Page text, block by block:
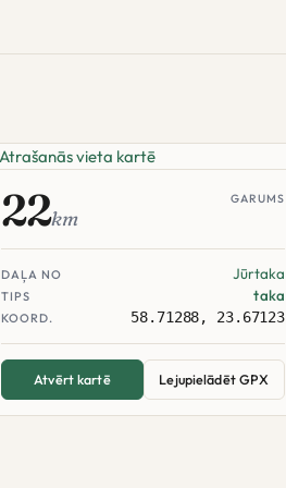
22km
GARUMS
DAĻA NO Jūrtaka
TIPS taka
KOORD. 58.71288, 23.67123
Atvērt kartē Lejupielādēt GPX